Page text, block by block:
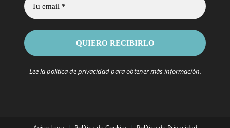
Lee lapolítica de privacidadpara obtener más información.